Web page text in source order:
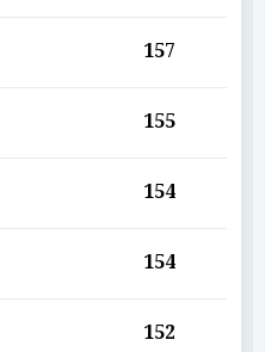
157
155
154
154
152